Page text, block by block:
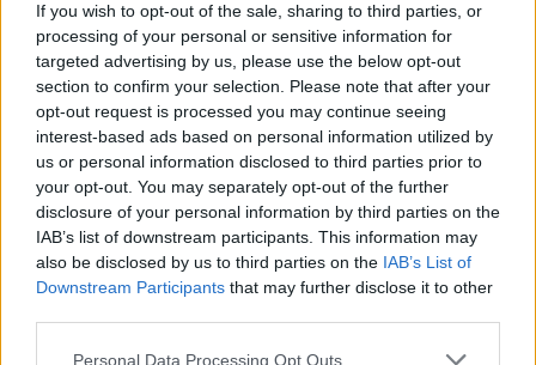
If you wish to opt-out of the sale, sharing to third parties, or
processing of your personal or sensitive information for
targeted advertising by us, please use the below opt-out
section to confirm your selection. Please note that after your
opt-out request is processed you may continue seeing
interest-based ads based on personal information utilized by
us or personal information disclosed to third parties prior to
your opt-out. You may separately opt-out of the further
disclosure of your personal information by third parties on the
IAB’s list of downstream participants. This information may
also be disclosed by us to third parties on the IAB’s List of
Downstream Participants that may further disclose it to other
Personal Data Processing Opt Outs
Θρίαμβος Μαγιάρ επί του Όρμπαν στην Ουγγαρία: Οι
χαμένοι και οι κερδισμένοι από την αλλαγή
Δευτέρα, 13 Απριλίου 2026 9:28 ΠΜ